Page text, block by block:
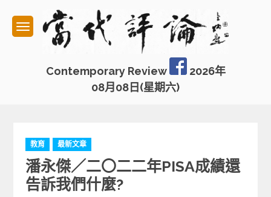
content
Contemporary Review
2026年
08月08日(星期六)
C
a
t
e
g
教育 最新文章
潘永傑／二〇二二年PISA成績還
告訴我們什麼?